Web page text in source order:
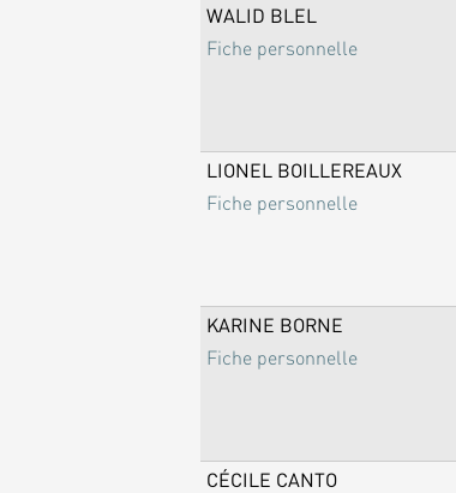
WALID BLEL
Fiche personnelle
LIONEL BOILLEREAUX
Fiche personnelle
KARINE BORNE
Fiche personnelle
CÉCILE CANTO